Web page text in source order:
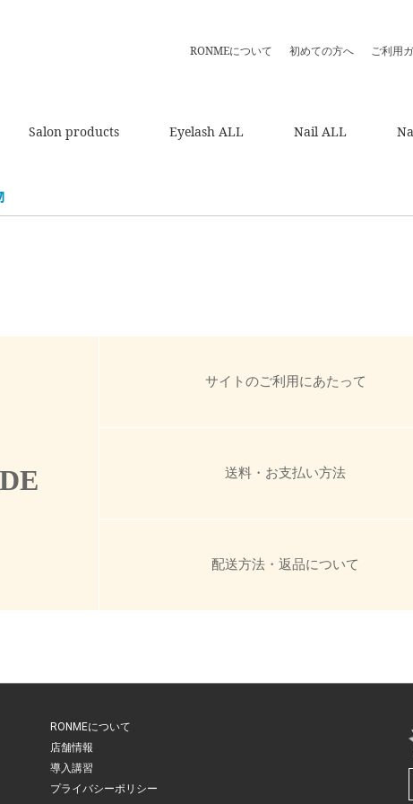
RONMEについて 初めての方へ ご利用
Salon products Eyelash ALL Nail ALL
サイトのご利用にあたって
送料・お支払い方法
配送方法・返品について
RONMEについて
店舗情報
導入講習
プライバシーポリシー